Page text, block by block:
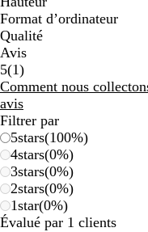
Format d’ordinateur
Qualité
Avis
5(11
avis
)
Comment nous
avis
Filtrer par
5stars(100%)
4stars(0%)
3stars(0%)
2stars(0%)
1star(0%)
Évalué par 1 clients